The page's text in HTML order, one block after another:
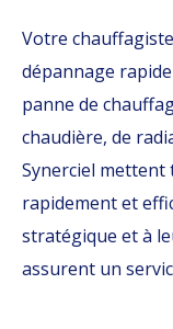
Votre
dépannage
panne de
chaudière, de
Synerciel
rapidement et
stratégique et à
assurent un